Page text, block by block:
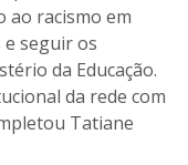
ao racismo em
seguir os
da Educação.
da rede com
Tatiane